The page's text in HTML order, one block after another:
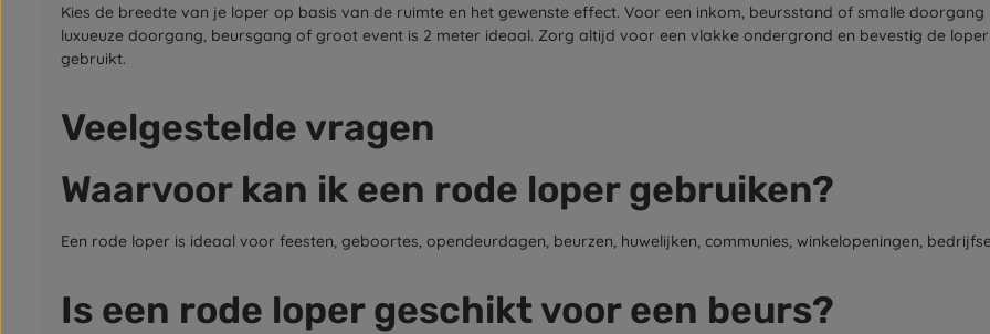
Kies de breedte van je loper op basis van de ruimte en het gewenste effect. Voor een inkom, beursstand of smalle
luxueuze doorgang, beursgang of groot event is 2 meter ideaal. Zorg altijd voor een vlakke ondergrond en bevestig de
gebruikt.
Veelgestelde vragen
Waarvoor kan ik een rode loper gebruiken?
Een rode loper is ideaal voor feesten, geboortes, opendeurdagen, beurzen, huwelijken, communies, winkelopeningen,
Is een rode loper geschikt voor een beurs?